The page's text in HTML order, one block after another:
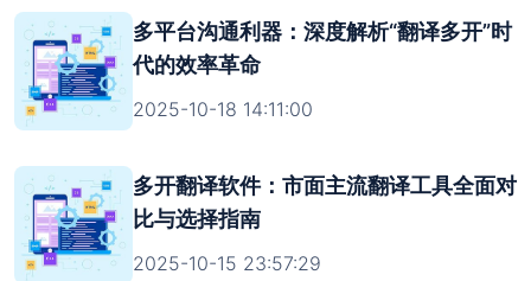
多平台沟通利器：深度解析“翻译多开”时
代的效率革命
2025-10-18 14:11:00
多开翻译软件：市面主流翻译工具全面对
比与选择指南
2025-10-15 23:57:29